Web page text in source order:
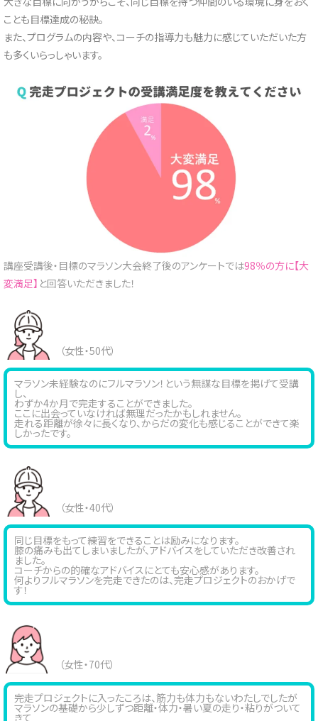
ことも目標達成の秘訣。
また、プログラムの内容や、コーチの指導力も魅力に感じていただいた方
も多くいらっしゃいます。
講座受講後・目標のマラソン大会終了後のアンケートでは98％の方に【大
変満足】 と回答いただきました！
（女性・50代）
マラソン未経験なのにフルマラソン！という無謀な目標を掲げて受講
し、
わずか4か月で完走することができました。
ここに出会っていなければ無理だったかもしれません。
走れる距離が徐々に長くなり、からだの変化も感じることができて楽
しかったです。
（女性・40代）
同じ目標をもって練習をできることは励みになります。
膝の痛みも出てしまいましたが、アドバイスをしていただき改善され
ました。
コーチからの的確なアドバイスにとても安心感があります。
何よりフルマラソンを完走できたのは、完走プロジェクトのおかげで
す！
（女性・70代）
完走プロジェクトに入ったころは、筋力も体力もないわたしでしたが
マラソンの基礎から少しずつ距離・体力・暑い夏の走り・粘りがついて
きて